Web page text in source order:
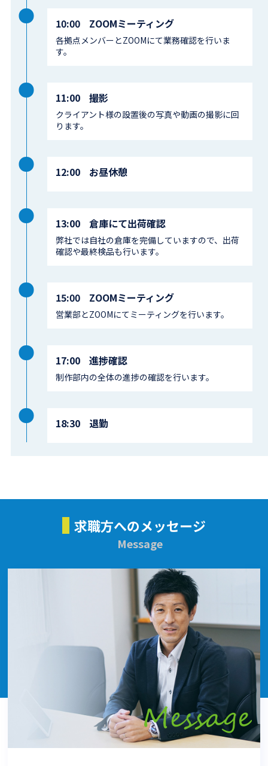
10:00 ZOOMミーティング
各拠点メンバーとZOOMにて業務確認を行いま
す。
11:00 撮影
クライアント様の設置後の写真や動画の撮影に回
ります。
12:00 お昼休憩
13:00 倉庫にて出荷確認
弊社では自社の倉庫を完備していますので、出荷
確認や最終検品も行います。
15:00 ZOOMミーティング
営業部とZOOMにてミーティングを行います。
17:00 進捗確認
制作部内の全体の進捗の確認を行います。
18:30 退勤
求職方へのメッセージ
Message